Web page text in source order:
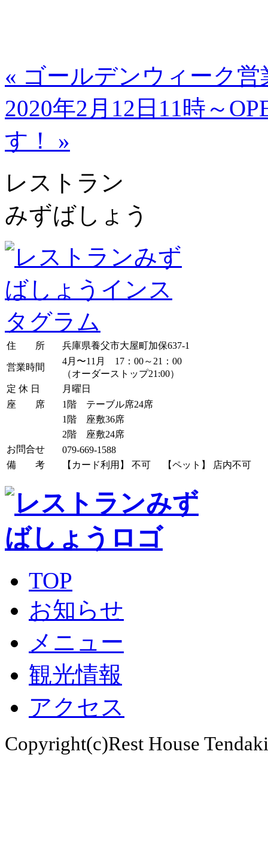
« ゴールデンウィーク
2020年2月12日11時～
す！ »
レストラン
みずばしょう
住 所 兵庫県養父市大屋町加保637-1
営業時間
4月〜11月 17：00～21：00
（オーダーストップ21:00）
定 休 日
月曜日
座 席
1階 テーブル席24席
1階 座敷36席
2階 座敷24席
お問合せ
079-669-1588
備 考
【カード利用】 不可 【ペット】 店内不可
TOP
お知らせ
メニュー
観光情報
アクセス
Copyright(c)Rest House